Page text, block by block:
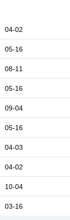
04-02
05-16
08-11
05-16
09-04
05-16
04-03
04-02
10-04
03-16